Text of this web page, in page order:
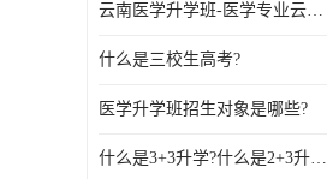
云南医学升学班-医学专业云南升学优势
什么是三校生高考?
医学升学班招生对象是哪些?
什么是3+3升学?什么是2+3升学?